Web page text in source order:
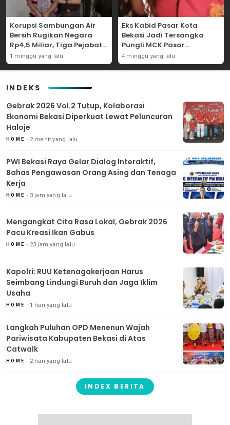
Korupsi Sambungan Air
Bersih Rugikan Negara
Rp4,5 Miliar, Tiga Pejabat
Perumda Dijerat
1 minggu yang lalu
Eks Kabid Pasar Kota
Bekasi Jadi Tersangka
Pungli MCK Pasar
Bantargebang
4 minggu yang lalu
INDEKS
Gebrak 2026 Vol.2 Tutup, Kolaborasi
Ekonomi Bekasi Diperkuat Lewat Peluncuran
Haloje
HOME 2 menit yang lalu
PWI Bekasi Raya Gelar Dialog Interaktif,
Bahas Pengawasan Orang Asing dan Tenaga
Kerja
HOME 3 jam yang lalu
Mengangkat Cita Rasa Lokal, Gebrak 2026
Pacu Kreasi Ikan Gabus
HOME 23 jam yang lalu
Kapolri: RUU Ketenagakerjaan Harus
Seimbang Lindungi Buruh dan Jaga Iklim
Usaha
HOME 1 hari yang lalu
Langkah Puluhan OPD Menenun Wajah
Pariwisata Kabupaten Bekasi di Atas
Catwalk
HOME 2 hari yang lalu
INDEX BERITA